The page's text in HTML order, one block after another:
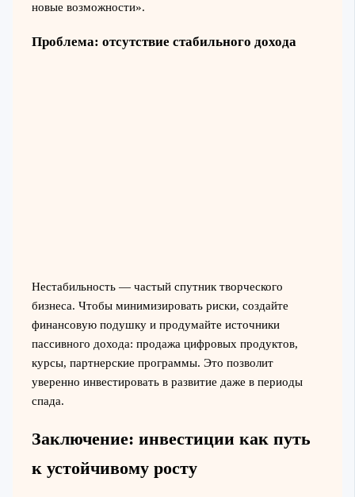
новые возможности».
Проблема: отсутствие стабильного дохода
Нестабильность — частый спутник творческого
бизнеса. Чтобы минимизировать риски, создайте
финансовую подушку и продумайте источники
пассивного дохода: продажа цифровых продуктов,
курсы, партнерские программы. Это позволит
уверенно инвестировать в развитие даже в периоды
спада.
Заключение: инвестиции как путь
к устойчивому росту